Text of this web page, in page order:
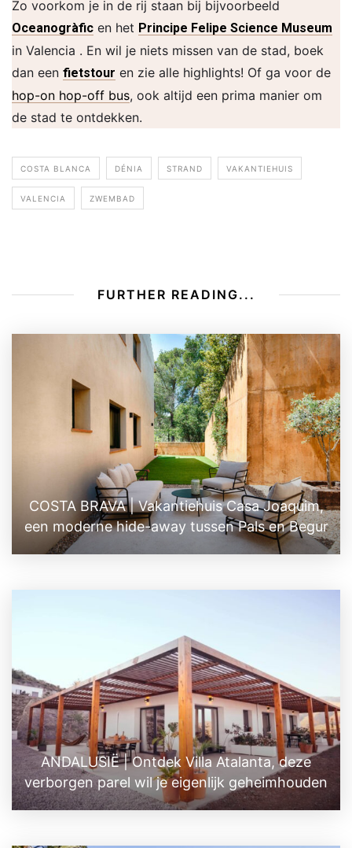
Zo voorkom je in de rij staan bij bijvoorbeeld
Oceanogràfic en het Principe Felipe Science Museum
in Valencia . En wil je niets missen van de stad, boek
dan een fietstour en zie alle highlights! Of ga voor de
hop-on hop-off bus, ook altijd een prima manier om
de stad te ontdekken.
COSTA BLANCA DÉNIA STRAND VAKANTIEHUIS
VALENCIA ZWEMBAD
FURTHER READING...
COSTA BRAVA | Vakantiehuis Casa Joaquim,
een moderne hide-away tussen Pals en Begur
ANDALUSIË | Ontdek Villa Atalanta, deze
verborgen parel wil je eigenlijk geheimhouden